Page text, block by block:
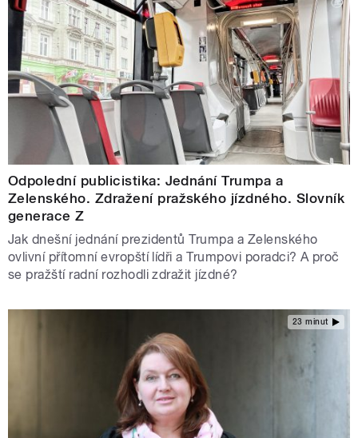
Odpolední publicistika: Jednání Trumpa a
Zelenského. Zdražení pražského jízdného. Slovník
generace Z
Jak dnešní jednání prezidentů Trumpa a Zelenského
ovlivní přítomní evropští lídři a Trumpovi poradci? A proč
se pražští radní rozhodli zdražit jízdné?
23 minut